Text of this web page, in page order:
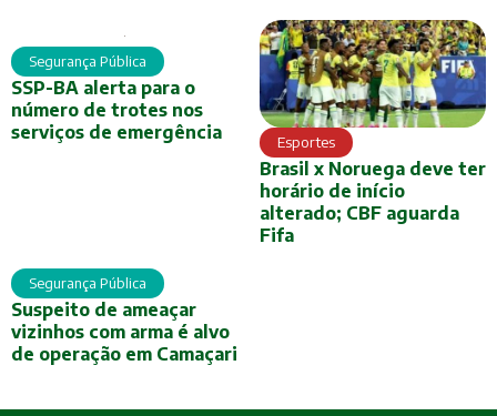
Segurança Pública
SSP-BA alerta para o
número de trotes nos
serviços de emergência
Esportes
Brasil x Noruega deve ter
horário de início
alterado; CBF aguarda
Fifa
Segurança Pública
Suspeito de ameaçar
vizinhos com arma é alvo
de operação em Camaçari